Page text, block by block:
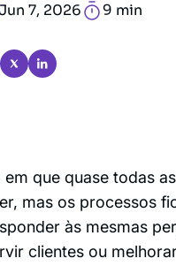
7, 2026 9 min
que quase todas
mas os processos
às mesmas
clientes ou